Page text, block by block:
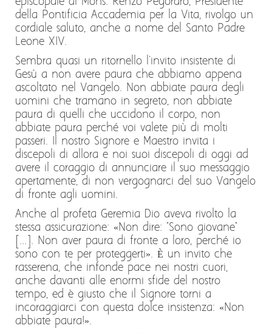
della Pontificia Accademia per la Vita, rivolgo un
cordiale saluto, anche a nome del Santo Padre
Leone XIV.
Sembra quasi un ritornello l'invito insistente di
Gesù a non avere paura che abbiamo appena
ascoltato nel Vangelo. Non abbiate paura degli
uomini che tramano in segreto, non abbiate
paura di quelli che uccidono il corpo, non
abbiate paura perché voi valete più di molti
passeri. Il nostro Signore e Maestro invita i
discepoli di allora e noi suoi discepoli di oggi ad
avere il coraggio di annunciare il suo messaggio
apertamente, di non vergognarci del suo Vangelo
di fronte agli uomini.
Anche al profeta Geremia Dio aveva rivolto la
stessa assicurazione: «Non dire: "Sono giovane"
[...]. Non aver paura di fronte a loro, perché io
sono con te per proteggerti». È un invito che
rasserena, che infonde pace nei nostri cuori,
anche davanti alle enormi sfide del nostro
tempo, ed è giusto che il Signore torni a
incoraggiarci con questa dolce insistenza: «Non
abbiate paura!».